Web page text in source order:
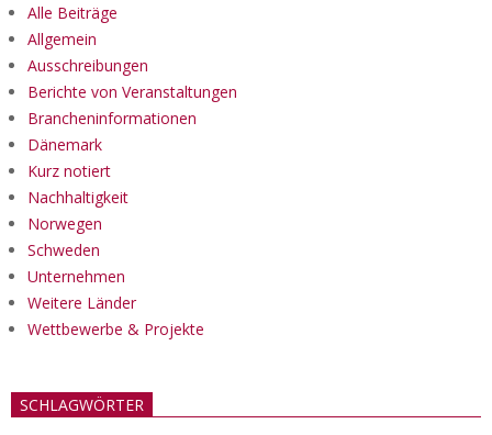
Alle Beiträge
Allgemein
Ausschreibungen
Berichte von Veranstaltungen
Brancheninformationen
Dänemark
Kurz notiert
Nachhaltigkeit
Norwegen
Schweden
Unternehmen
Weitere Länder
Wettbewerbe & Projekte
SCHLAGWÖRTER